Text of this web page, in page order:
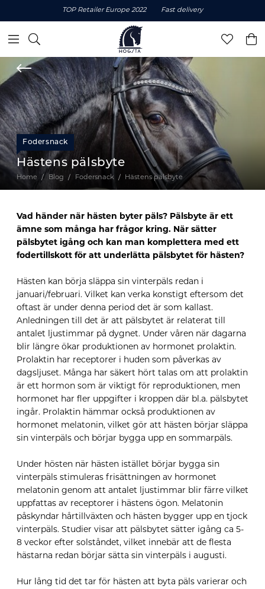
TOP Retailer Europe 2022 Fast delivery
Fodersnack
Hästens pälsbyte
Home Blog Fodersnack Hästens pälsbyte
Vad händer när hästen byter päls? Pälsbyte är ett
ämne som många har frågor kring. När sätter
pälsbytet igång och kan man komplettera med ett
fodertillskott för att underlätta pälsbytet för hästen?
Hästen kan börja släppa sin vinterpäls redan i
januari/februari. Vilket kan verka konstigt eftersom det
oftast är under denna period det är som kallast.
Anledningen till det är att pälsbytet är relaterat till
antalet ljustimmar på dygnet. Under våren när dagarna
blir längre ökar produktionen av hormonet prolaktin.
Prolaktin har receptorer i huden som påverkas av
dagsljuset. Många har säkert hört talas om att prolaktin
är ett hormon som är viktigt för reproduktionen, men
hormonet har fler uppgifter i kroppen där bl.a. pälsbytet
ingår. Prolaktin hämmar också produktionen av
hormonet melatonin, vilket gör att hästen börjar släppa
sin vinterpäls och börjar bygga upp en sommarpäls.
Under hösten när hästen istället börjar bygga sin
vinterpäls stimuleras frisättningen av hormonet
melatonin genom att antalet ljustimmar blir färre vilket
uppfattas av receptorer i hästens ögon. Melatonin
påskyndar hårtillväxten och hästen bygger upp en tjock
vinterpäls. Studier visar att pälsbytet sätter igång ca 5-
8 veckor efter solståndet, vilket innebär att de flesta
hästarna redan börjar sätta sin vinterpäls i augusti.
Hur lång tid det tar för hästen att byta päls varierar och